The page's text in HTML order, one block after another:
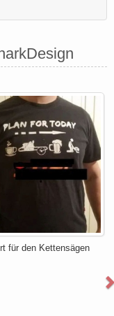
für den Kettensägen